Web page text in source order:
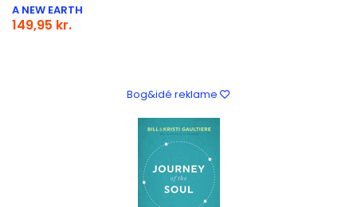
A NEW EARTH
149,95 kr.
Bog&idé reklame